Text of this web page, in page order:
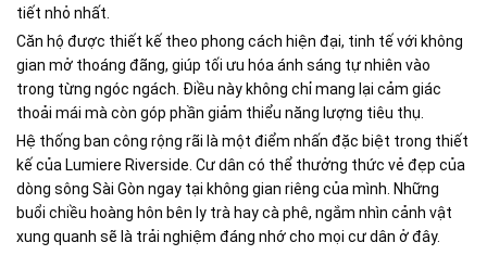
tiết nhỏ nhất.
Căn hộ được thiết kế theo phong cách hiện đại, tinh tế với không
gian mở thoáng đãng, giúp tối ưu hóa ánh sáng tự nhiên vào
trong từng ngóc ngách. Điều này không chỉ mang lại cảm giác
thoải mái mà còn góp phần giảm thiểu năng lượng tiêu thụ.
Hệ thống ban công rộng rãi là một điểm nhấn đặc biệt trong thiết
kế của Lumiere Riverside. Cư dân có thể thưởng thức vẻ đẹp của
dòng sông Sài Gòn ngay tại không gian riêng của mình. Những
buổi chiều hoàng hôn bên ly trà hay cà phê, ngắm nhìn cảnh vật
xung quanh sẽ là trải nghiệm đáng nhớ cho mọi cư dân ở đây.